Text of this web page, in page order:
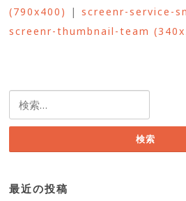
(790x400)
|screenr-service-
screenr-thumbnail-team
索:
最近の投稿